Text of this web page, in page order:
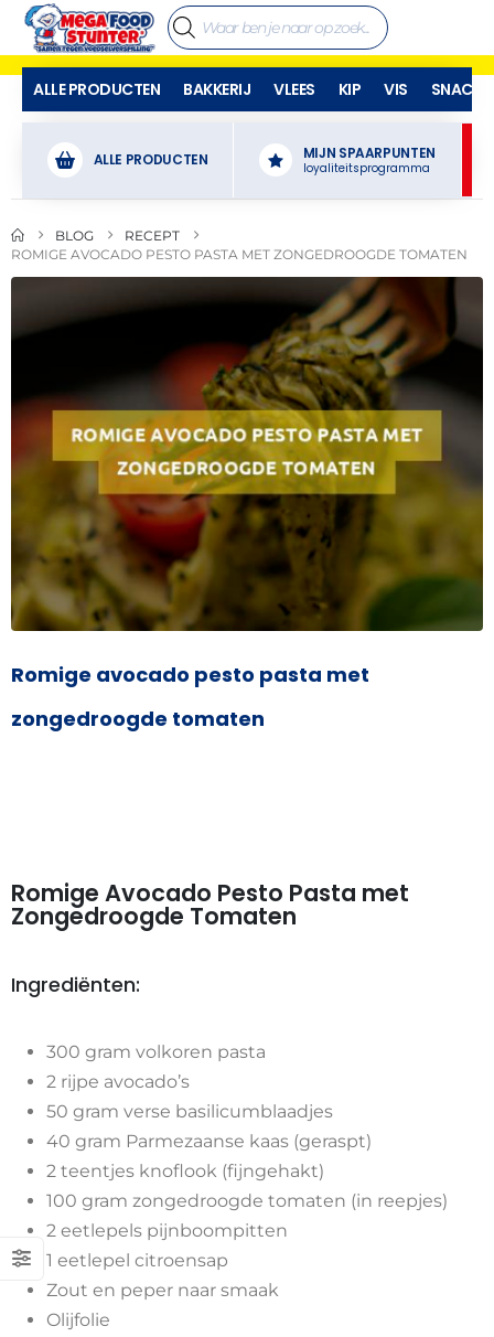
ALLE PRODUCTEN BAKKERIJ VLEES KIP VIS SNACKS
ALLE PRODUCTEN MIJN SPAARPUNTEN
loyaliteitsprogramma
BLOG
RECEPT
ROMIGE AVOCADO PESTO PASTA MET ZONGEDROOGDE TOMATEN
Romige avocado pesto pasta met
zongedroogde tomaten
Romige Avocado Pesto Pasta met
Zongedroogde Tomaten
Ingrediënten:
300 gram volkoren pasta
2 rijpe avocado’s
50 gram verse basilicumblaadjes
40 gram Parmezaanse kaas (geraspt)
2 teentjes knoflook (fijngehakt)
100 gram zongedroogde tomaten (in reepjes)
2 eetlepels pijnboompitten
1 eetlepel citroensap
Zout en peper naar smaak
Olijfolie